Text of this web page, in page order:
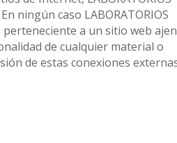
ningún caso LABORATORIOS
a un sitio web
de cualquier material o
de estas conexiones